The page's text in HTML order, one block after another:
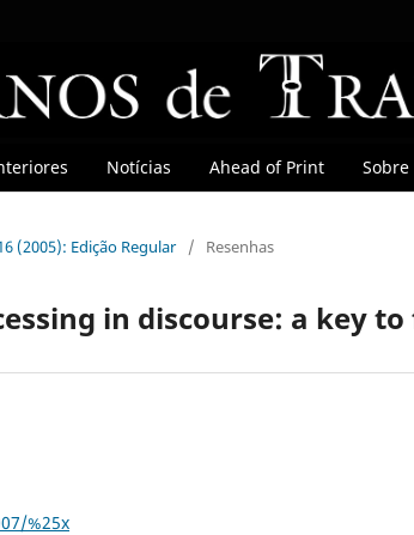
Notícias Ahead of Print Sobre
(2005): Edição Regular / Resenhas
in discourse: a key
%25x